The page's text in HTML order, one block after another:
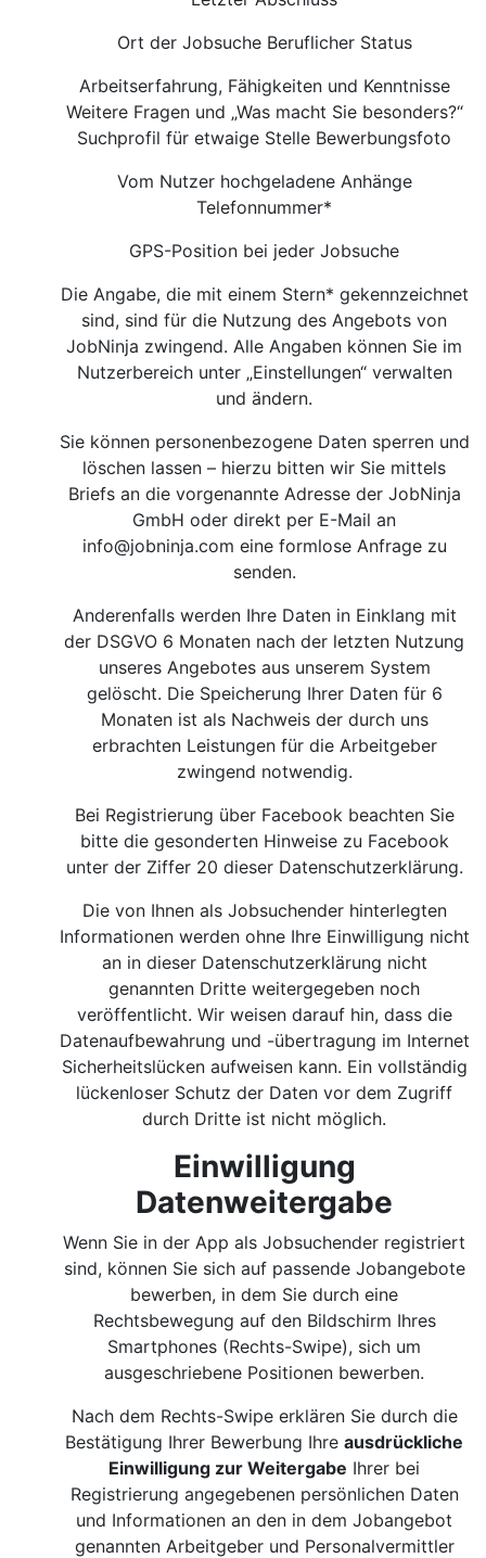
Ort der Jobsuche Beruflicher Status
Arbeitserfahrung, Fähigkeiten und Kenntnisse
Weitere Fragen und „Was macht Sie besonders?“
Suchprofil für etwaige Stelle Bewerbungsfoto
Vom Nutzer hochgeladene Anhänge
Telefonnummer*
GPS-Position bei jeder Jobsuche
Die Angabe, die mit einem Stern* gekennzeichnet
sind, sind für die Nutzung des Angebots von
JobNinja zwingend. Alle Angaben können Sie im
Nutzerbereich unter „Einstellungen“ verwalten
und ändern.
Sie können personenbezogene Daten sperren und
löschen lassen – hierzu bitten wir Sie mittels
Briefs an die vorgenannte Adresse der JobNinja
GmbH oder direkt per E-Mail an
info@jobninja.com eine formlose Anfrage zu
senden.
Anderenfalls werden Ihre Daten in Einklang mit
der DSGVO 6 Monaten nach der letzten Nutzung
unseres Angebotes aus unserem System
gelöscht. Die Speicherung Ihrer Daten für 6
Monaten ist als Nachweis der durch uns
erbrachten Leistungen für die Arbeitgeber
zwingend notwendig.
Bei Registrierung über Facebook beachten Sie
bitte die gesonderten Hinweise zu Facebook
unter der Ziffer 20 dieser Datenschutzerklärung.
Die von Ihnen als Jobsuchender hinterlegten
Informationen werden ohne Ihre Einwilligung nicht
an in dieser Datenschutzerklärung nicht
genannten Dritte weitergegeben noch
veröffentlicht. Wir weisen darauf hin, dass die
Datenaufbewahrung und -übertragung im Internet
Sicherheitslücken aufweisen kann. Ein vollständig
lückenloser Schutz der Daten vor dem Zugriff
durch Dritte ist nicht möglich.
Einwilligung
Datenweitergabe
Wenn Sie in der App als Jobsuchender registriert
sind, können Sie sich auf passende Jobangebote
bewerben, in dem Sie durch eine
Rechtsbewegung auf den Bildschirm Ihres
Smartphones (Rechts-Swipe), sich um
ausgeschriebene Positionen bewerben.
Nach dem Rechts-Swipe erklären Sie durch die
Bestätigung Ihrer Bewerbung Ihreausdrückliche
Einwilligung zur Weitergabe Ihrer bei
Registrierung angegebenen persönlichen Daten
und Informationen an den in dem Jobangebot
genannten Arbeitgeber und Personalvermittler